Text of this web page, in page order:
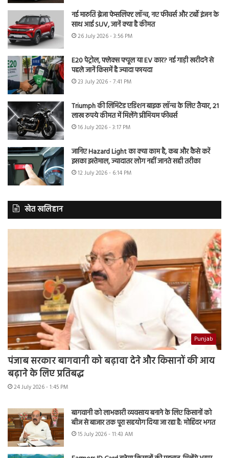
नई मारुति ब्रेजा फेसलिफ्ट लॉन्च, नए फीचर्स और टर्बो इंजन के
साथ आई SUV, जानें क्या है कीमत
26 July 2026 - 3:56 PM
E20 पेट्रोल, फ्लेक्स फ्यूल या EV कार? नई गाड़ी खरीदने से
पहले जानें किसमें है ज्यादा फायदा
23 July 2026 - 7:41 PM
Triumph की लिमिटेड एडिशन बाइक लॉन्च के लिए तैयार, 21
लाख रुपये कीमत में मिलेंगे प्रीमियम फीचर्स
16 July 2026 - 3:17 PM
जानिए Hazard Light का क्या काम है, कब और कैसे करें
इसका इस्तेमाल, ज्यादातर लोग नहीं जानते सही तरीका
12 July 2026 - 6:14 PM
खेत खलिहान
Punjab
पंजाब सरकार बागवानी को बढ़ावा देने और किसानों की आय
बढ़ाने के लिए प्रतिबद्ध
24 July 2026 - 1:45 PM
बागवानी को लाभकारी व्यवसाय बनाने के लिए किसानों को
बीज से बाजार तक पूरा सहयोग दिया जा रहा है: मोहिंदर भगत
15 July 2026 - 11:43 AM